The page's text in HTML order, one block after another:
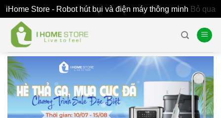
iHome Store - Robot hút bụi và điện máy thông minh Bỏ qua
content